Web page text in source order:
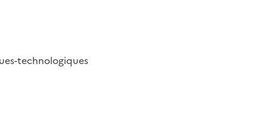
technologiques